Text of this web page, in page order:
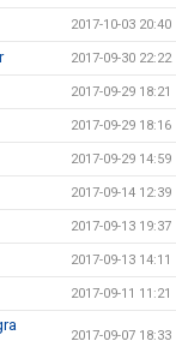
2017-10-03 20:40
2017-09-30 22:22
2017-09-29 18:21
2017-09-29 18:16
2017-09-29 14:59
2017-09-14 12:39
2017-09-13 19:37
2017-09-13 14:11
2017-09-11 11:21
2017-09-07 18:33